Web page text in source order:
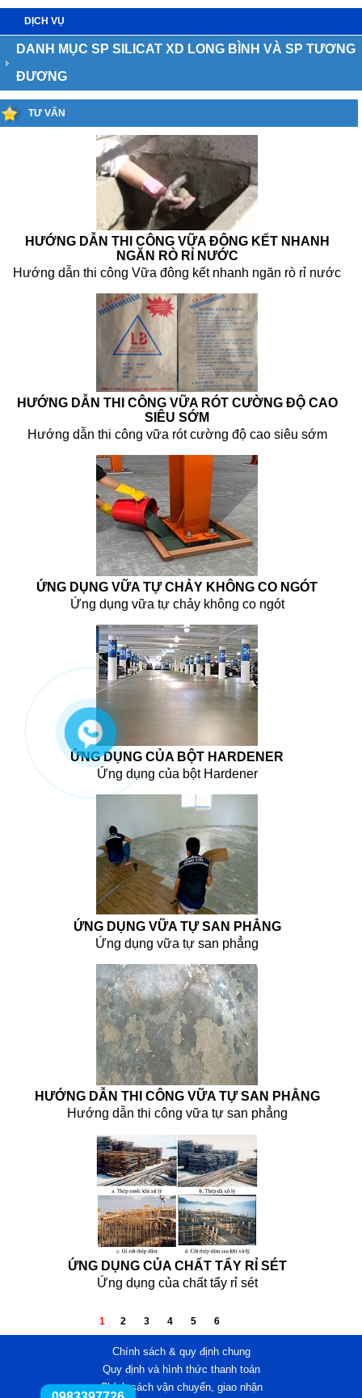
DỊCH VỤ
DANH MỤC SP SILICAT XD LONG BÌNH VÀ SP TƯƠNG
ĐƯƠNG
TƯ VẤN
HƯỚNG DẪN THI CÔNG VỮA ĐÔNG KẾT NHANH
NGĂN RÒ RỈ NƯỚC
Hướng dẫn thi công Vữa đông kết nhanh ngăn rò rỉ nước
HƯỚNG DẪN THI CÔNG VỮA RÓT CƯỜNG ĐỘ CAO
SIÊU SỚM
Hướng dẫn thi công vữa rót cường độ cao siêu sớm
ỨNG DỤNG VỮA TỰ CHẢY KHÔNG CO NGÓT
Ứng dụng vữa tự chảy không co ngót
ỨNG DỤNG CỦA BỘT HARDENER
Ứng dụng của bột Hardener
ỨNG DỤNG VỮA TỰ SAN PHẲNG
Ứng dụng vữa tự san phẳng
HƯỚNG DẪN THI CÔNG VỮA TỰ SAN PHẲNG
Hướng dẫn thi công vữa tự san phẳng
ỨNG DỤNG CỦA CHẤT TẨY RỈ SÉT
Ứng dụng của chất tẩy rỉ sét
1 2 3 4 5 6
Chính sách & quy định chung
Quy định và hình thức thanh toán
Chính sách vận chuyển, giao nhận